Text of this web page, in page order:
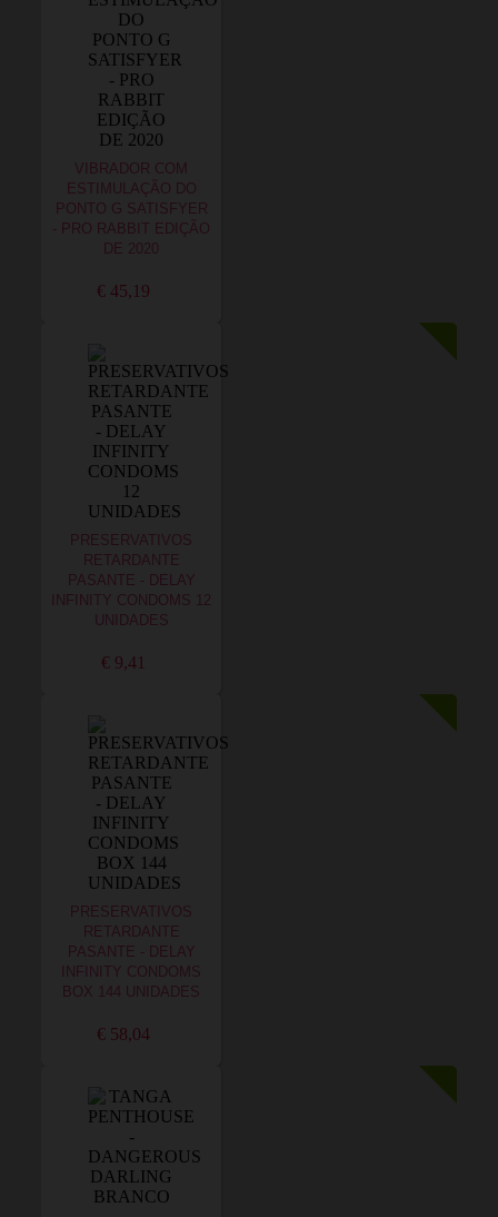
VIBRADOR COM
ESTIMULAÇÃO DO
PONTO G SATISFYER
- PRO RABBIT EDIÇÃO
DE 2020
€ 45,19
PRESERVATIVOS
RETARDANTE
PASANTE - DELAY
INFINITY CONDOMS 12
UNIDADES
€ 9,41
PRESERVATIVOS
RETARDANTE
PASANTE - DELAY
INFINITY CONDOMS
BOX 144 UNIDADES
€ 58,04